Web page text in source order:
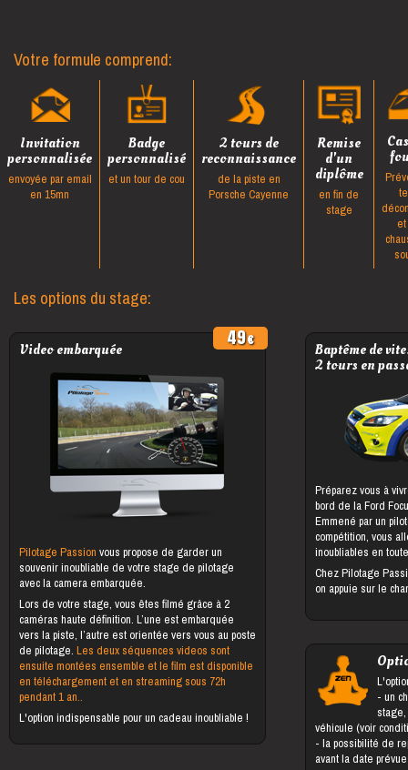
Votre formule comprend:
Invitation
personnalisée
envoyée par email
en 15mn
Badge
personnalisé
et un tour de cou
2 tours de
reconnaissance
de la piste en
Porsche Cayenne
Remise
d'un
diplôme
en fin de
stage
Les options du stage:
Video embarquée
49
Pilotage Passionvous propose de garder un
souvenir inoubliable de votre stage de pilotage
avec la camera embarquée.
Lors de votre stage, vous êtes filmé grâce à 2
caméras haute définition. L’une est embarquée
vers la piste, l’autre est orientée vers vous au poste
de pilotage.Les deux séquences videos sont
ensuite montées ensemble et le film est disponible
en téléchargement et en streaming sous 72h
pendant 1 an..
L'option indispensable pour un cadeau inoubliable !
Baptême de
2 tours en
Préparez vous à
bord de la Ford
Emmené par un
compétition, vous
inoubliables en
Chez Pilotage
on appuie sur le
- un changement du bénéficiaire du
véhicule (voir
- la possibilité de reporter le stage jusqu'à 5 jours
avant la date